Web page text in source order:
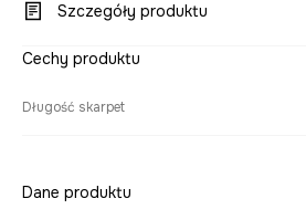
Szczegóły produktu
Cechy produktu
Długość skarpet
Dane produktu